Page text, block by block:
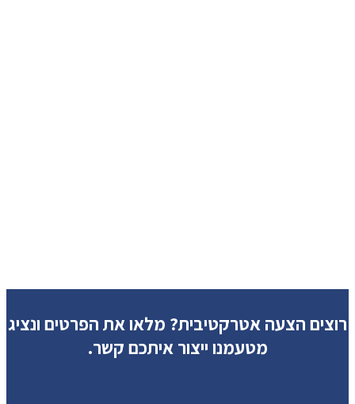
רוצים הצעה אטרקטיבית? מלאו את הפרטים ונציג
מטעמנו ייצור איתכם קשר.